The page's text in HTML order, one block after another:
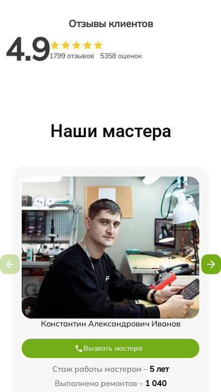
Отзывы клиентов
4.91799 отзывов 5358 оценок
Наши мастера
Константин Александрович Иванов
Вызвать мастера
Стаж работы мастером – 5 лет
Выполнено ремонтов – 1 040